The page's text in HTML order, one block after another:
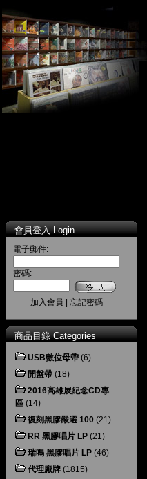
會員登入 Login
電子郵件:
密碼:
加入會員 忘記密碼
商品目錄 Categories
USB數位母帶 (6)
開盤帶 (18)
2016高雄展紀念CD專
區 (14)
復刻黑膠嚴選 100 (21)
RR 黑膠唱片 LP (21)
瑞鳴 黑膠唱片 LP (46)
代理廠牌 (1815)